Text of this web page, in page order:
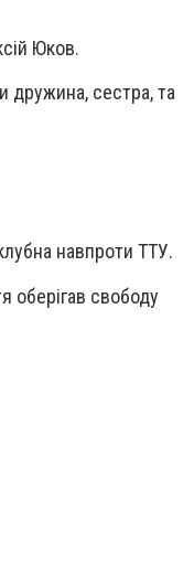
Юков.
дружина, сестра, та
навпроти ТТУ.
оберігав свободу